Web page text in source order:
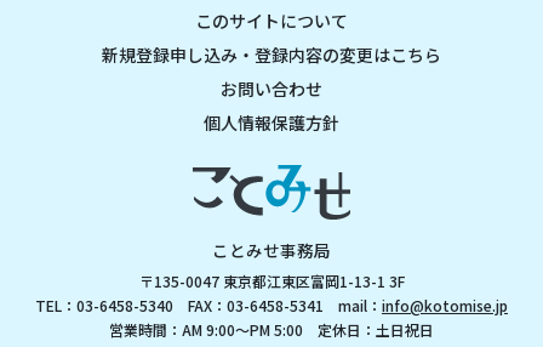
このサイトについて
新規登録申し込み・登録内容の変更はこちら
お問い合わせ
個人情報保護方針
ことみせ事務局
〒135-0047 東京都江東区富岡1-13-1 3F
TEL：03-6458-5340 FAX：03-6458-5341 mail： info@kotomise.jp
営業時間：AM 9:00～PM 5:00 定休日：土日祝日